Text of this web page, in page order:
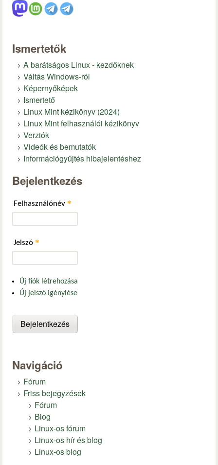
Ismertetők
A barátságos Linux - kezdőknek
Váltás Windows-ról
Képernyőképek
Ismertető
Linux Mint kézikönyv (2024)
Linux Mint felhasználói kézikönyv
Verziók
Videók és bemutatók
Információgyűjtés hibajelentéshez
Bejelentkezés
Felhasználónév *
Jelszó *
Új fiók létrehozása
Új jelszó igénylése
Navigáció
Fórum
Friss bejegyzések
Fórum
Blog
Linux-os fórum
Linux-os hír és blog
Linux-os blog